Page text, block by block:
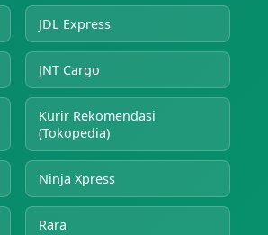
JDL Express
JNT Cargo
Kurir Rekomendasi
(Tokopedia)
Ninja Xpress
Rara